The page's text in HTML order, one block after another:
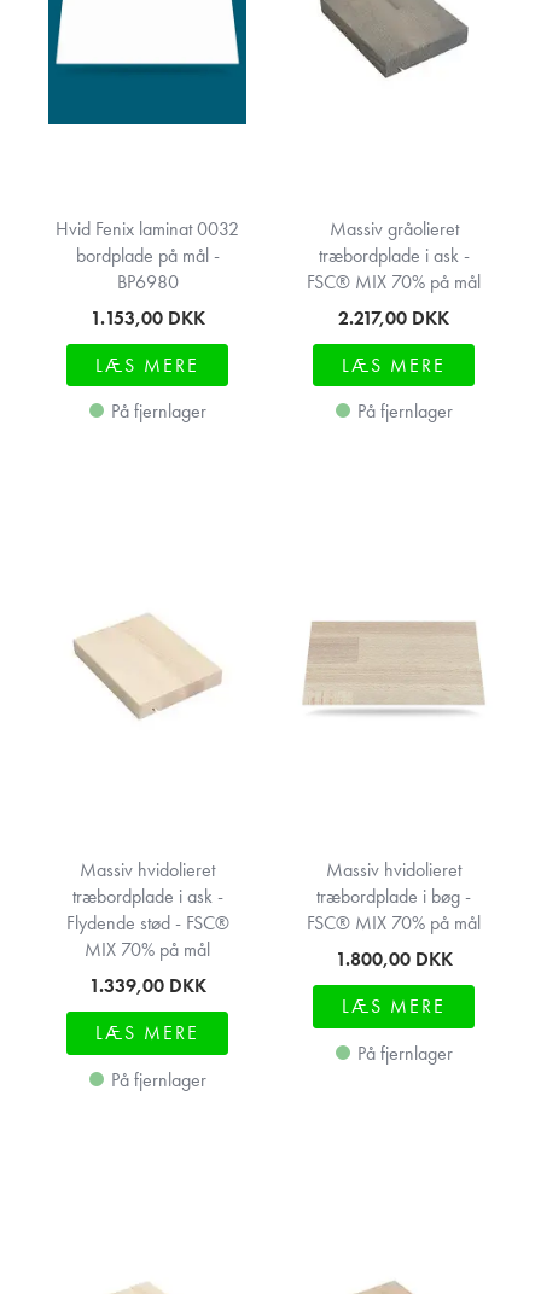
Hvid Fenix laminat 0032
bordplade på mål -
BP6980
1.153,00 DKK
LÆS MERE
På fjernlager
Massiv gråolieret
træbordplade i ask -
FSC® MIX 70% på mål
2.217,00 DKK
LÆS MERE
På fjernlager
Massiv hvidolieret
træbordplade i ask -
Flydende stød - FSC®
MIX 70% på mål
1.339,00 DKK
LÆS MERE
På fjernlager
Massiv hvidolieret
træbordplade i bøg -
FSC® MIX 70% på mål
1.800,00 DKK
LÆS MERE
På fjernlager